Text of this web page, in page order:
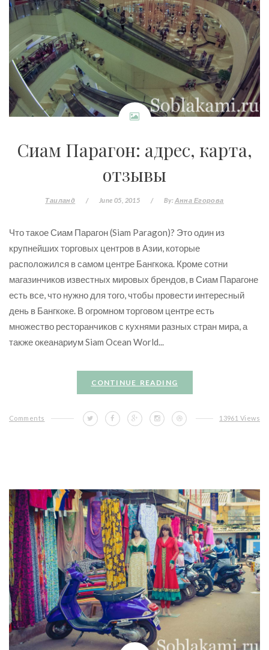
Сиам Парагон: адрес, карта,
отзывы
Таиланд / June 05, 2015 / By: Анна Егорова
Что такое Сиам Парагон (Siam Paragon)? Это один из
крупнейших торговых центров в Азии, которые
расположился в самом центре Бангкока. Кроме сотни
магазинчиков известных мировых брендов, в Сиам Парагоне
есть все, что нужно для того, чтобы провести интересный
день в Бангкоке. В огромном торговом центре есть
множество ресторанчиков с кухнями разных стран мира, а
также океанариум Siam Ocean World...
CONTINUE READING
Comments 13961 Views